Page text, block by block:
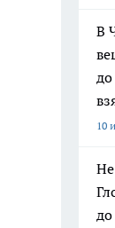
В
10